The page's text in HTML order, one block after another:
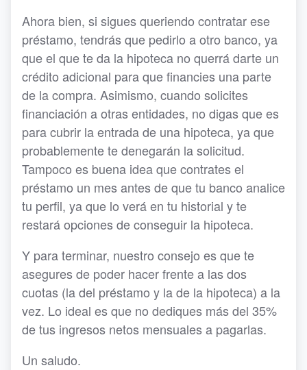
Ahora bien, si sigues queriendo contratar ese
préstamo, tendrás que pedirlo a otro banco, ya
que el que te da la hipoteca no querrá darte un
crédito adicional para que financies una parte
de la compra. Asimismo, cuando solicites
financiación a otras entidades, no digas que es
para cubrir la entrada de una hipoteca, ya que
probablemente te denegarán la solicitud.
Tampoco es buena idea que contrates el
préstamo un mes antes de que tu banco analice
tu perfil, ya que lo verá en tu historial y te
restará opciones de conseguir la hipoteca.
Y para terminar, nuestro consejo es que te
asegures de poder hacer frente a las dos
cuotas (la del préstamo y la de la hipoteca) a la
vez. Lo ideal es que no dediques más del 35%
de tus ingresos netos mensuales a pagarlas.
Un saludo.